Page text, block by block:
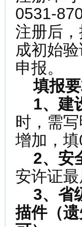
0531-
注册后
成初始
申报。
填报要
1、 建
时，需
增加，填
2、 安
安许证最
3、 省
描件（